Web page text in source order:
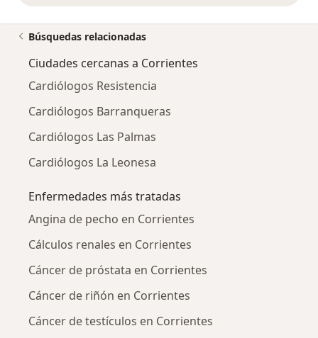
Búsquedas relacionadas
Ciudades cercanas a Corrientes
Cardiólogos Resistencia
Cardiólogos Barranqueras
Cardiólogos Las Palmas
Cardiólogos La Leonesa
Enfermedades más tratadas
Angina de pecho en Corrientes
Cálculos renales en Corrientes
Cáncer de próstata en Corrientes
Cáncer de riñón en Corrientes
Cáncer de testículos en Corrientes